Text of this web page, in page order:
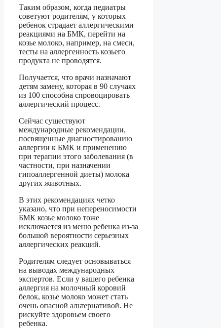
Таким образом, когда педиатры
советуют родителям, у которых
ребенок страдает аллергическими
реакциями на БМК, перейти на
козье молоко, например, на смеси,
тесты на аллергенность козьего
продукта не проводятся.
Получается, что врачи назначают
детям замену, которая в 90 случаях
из 100 способна спровоцировать
аллергический процесс.
Сейчас существуют
международные рекомендации,
посвященные диагностированию
аллергии к БМК и применению
при терапии этого заболевания (в
частности, при назначении
гипоаллергенной диеты) молока
других животных.
В этих рекомендациях четко
указано, что при непереносимости
БМК козье молоко тоже
исключается из меню ребенка из-за
большой вероятности серьезных
аллергических реакций.
Родителям следует основываться
на выводах международных
экспертов. Если у вашего ребенка
аллергия на молочный коровий
белок, козье молоко может стать
очень опасной альтернативой. Не
рискуйте здоровьем своего
ребенка.